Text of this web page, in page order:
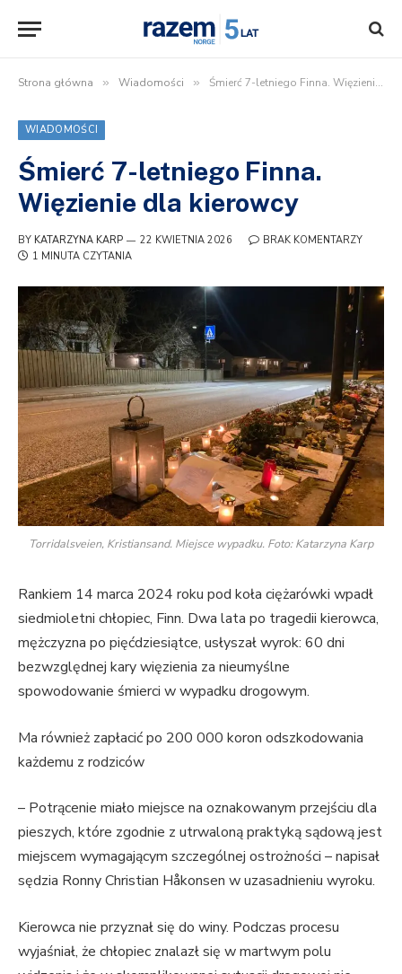
Strona główna » Wiadomości » Śmierć 7-letniego Finna. Więzienie dla kierowcy
WIADOMOŚCI
Śmierć 7-letniego Finna.
Więzienie dla kierowcy
BY KATARZYNA KARP 22 KWIETNIA 2026
BRAK KOMENTARZY
1 MINUTA CZYTANIA
Torridalsveien, Kristiansand. Miejsce wypadku. Foto: Katarzyna Karp
Rankiem 14 marca 2024 roku pod koła ciężarówki wpadł
siedmioletni chłopiec, Finn. Dwa lata po tragedii kierowca,
mężczyzna po pięćdziesiątce, usłyszał wyrok: 60 dni
bezwzględnej kary więzienia za nieumyślne
spowodowanie śmierci w wypadku drogowym.
Ma również zapłacić po 200 000 koron odszkodowania
każdemu z rodziców
– Potrącenie miało miejsce na oznakowanym przejściu dla
pieszych, które zgodnie z utrwaloną praktyką sądową jest
miejscem wymagającym szczególnej ostrożności – napisał
sędzia Ronny Christian Håkonsen w uzasadnieniu wyroku.
Kierowca nie przyznał się do winy. Podczas procesu
wyjaśniał, że chłopiec znalazł się w martwym polu